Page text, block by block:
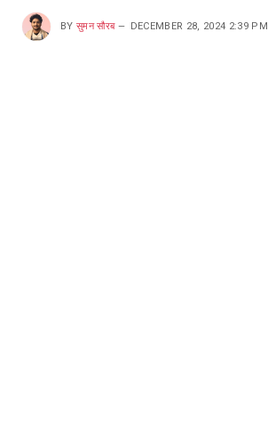
BY सुमन सौरब DECEMBER 28, 2024 2:39 PM